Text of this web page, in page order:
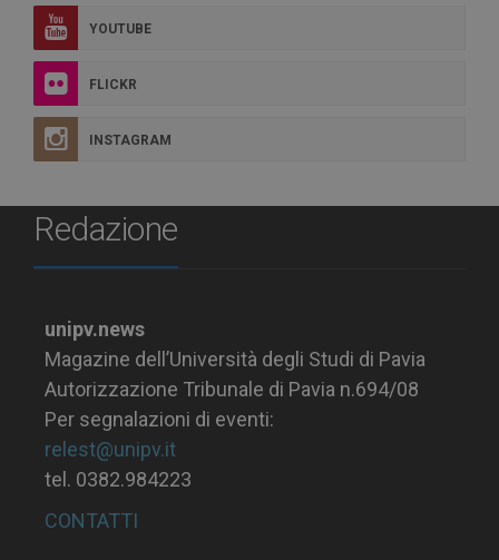
YOUTUBE
FLICKR
INSTAGRAM
Redazione
unipv.news
Magazine dell’Università degli Studi di Pavia
Autorizzazione Tribunale di Pavia n.694/08
Per segnalazioni di eventi:
relest@unipv.it
tel. 0382.984223
CONTATTI